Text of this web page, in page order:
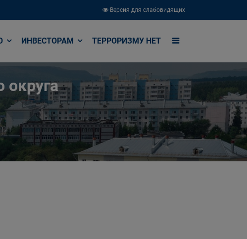
Версия для слабовидящих
ИНВЕСТОРАМ ТЕРРОРИЗМУ НЕТ
округа